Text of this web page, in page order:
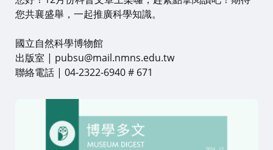
您共襄盛舉，一起推廣科學知識。
國立自然科學博物館
出版室 | pubsu@mail.nmns.edu.tw
聯絡電話 | 04-2322-6940 # 671